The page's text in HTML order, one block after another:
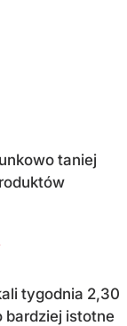
taniej
tygodnia 2,30
bardziej istotne